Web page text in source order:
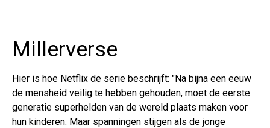
Millerverse
Hier is hoe Netflix de serie beschrijft: "Na bijna een eeuw
de mensheid veilig te hebben gehouden, moet de eerste
generatie superhelden van de wereld plaats maken voor
hun kinderen. Maar spanningen stijgen als de jonge